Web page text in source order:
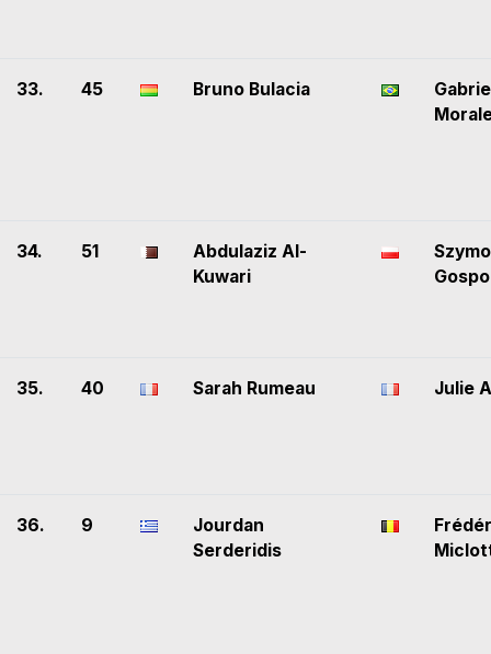
33. 45 Bruno Bulacia
34. 51
Abdulaziz Al-
Kuwari
35. 40 Sarah Rumeau Julie
36. 9
Jourdan
Serderidis